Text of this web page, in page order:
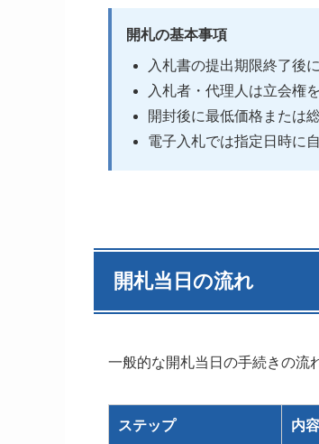
開札の基本事項
入札書の提出期限終了後
入札者・代理人は立会権
開封後に最低価格または
電子入札では指定日時に
開札当日の流れ
一般的な開札当日の手続きの流
ステップ 内容